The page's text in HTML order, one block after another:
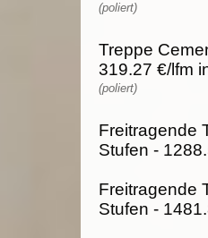
(poliert)
Treppe
319.27 €/lfm
(poliert)
Freitragende
Stufen -
Freitragende
Stufen -